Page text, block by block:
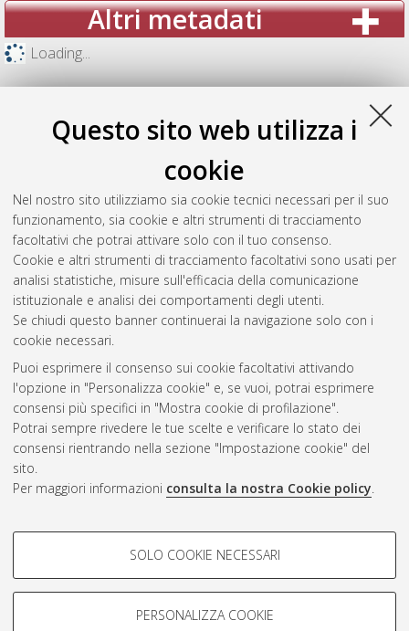
Questo sito web utilizza i
cookie
Nel nostro sito utilizziamo sia cookie tecnici necessari per il suo
funzionamento, sia cookie e altri strumenti di tracciamento
facoltativi che potrai attivare solo con il tuo consenso.
Cookie e altri strumenti di tracciamento facoltativi sono usati per
analisi statistiche, misure sull'efficacia della comunicazione
istituzionale e analisi dei comportamenti degli utenti.
Se chiudi questo banner continuerai la navigazione solo con i
cookie necessari.
Puoi esprimere il consenso sui cookie facoltativi attivando
l'opzione in "Personalizza cookie" e, se vuoi, potrai esprimere
consensi più specifici in "Mostra cookie di profilazione".
Potrai sempre rivedere le tue scelte e verificare lo stato dei
consensi rientrando nella sezione "Impostazione cookie" del
sito.
Per maggiori informazioni consulta la nostra Cookie policy.
COOKIE DI PROFILAZIONE -
Si tratta di cookie utilizzati per analizzare le caratteristiche della
navigazione degli utenti, creare profili in base al loro comportamento
SOLO COOKIE NECESSARI
PERSONALIZZA COOKIE
Altri metadati
Loading...
Gestione del documento:
Atom
Rss 1.0
Rss 2.0
AMS Laurea
Impostazioni Cookie
Informativa sulla privacy
Condizioni d’uso del sito